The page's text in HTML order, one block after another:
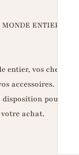
ENTIER
entier, vos chemises,
accessoires.
pour vous
achat.